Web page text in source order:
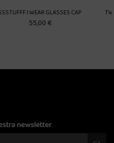
TWOJEYS ALL-OVER STARS
newsletter